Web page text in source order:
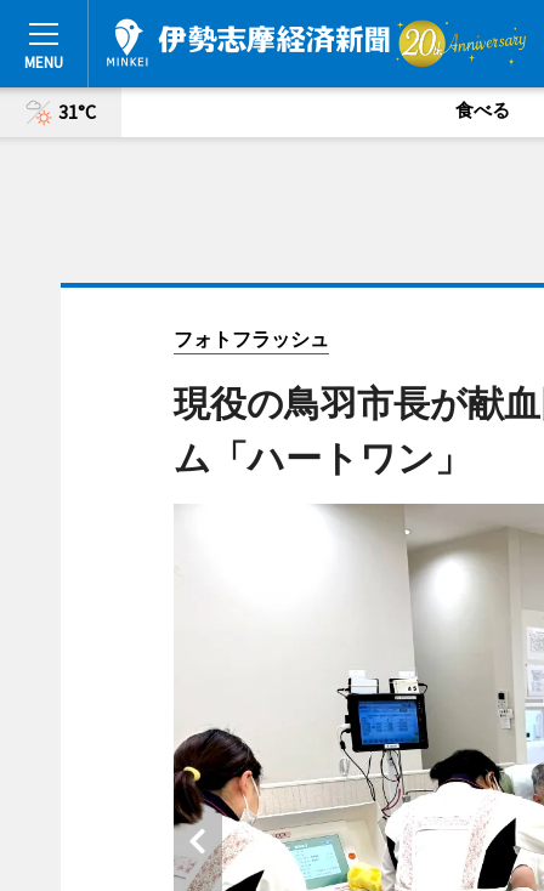
31°C 食べる
フォトフラッシュ
現役の鳥羽市長が献
ム「ハートワン」